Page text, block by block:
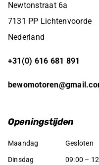
Newtonstraat 6a
7131 PP Lichtenvoorde
Nederland
+31(0) 616 681 891
Openingstijden
Maandag Gesloten
Dinsdag 09:00 –